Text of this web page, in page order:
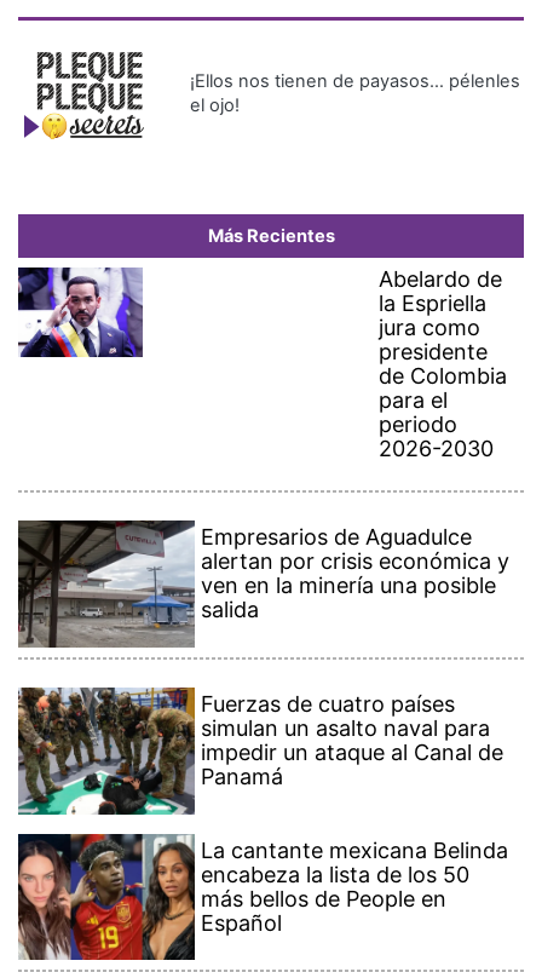
¡Ellos nos tienen de payasos… pélenles
el ojo!
Más Recientes
Abelardo de
la Espriella
jura como
presidente
de Colombia
para el
periodo
2026-2030
Empresarios de Aguadulce
alertan por crisis económica y
ven en la minería una posible
salida
Fuerzas de cuatro países
simulan un asalto naval para
impedir un ataque al Canal de
Panamá
La cantante mexicana Belinda
encabeza la lista de los 50
más bellos de People en
Español